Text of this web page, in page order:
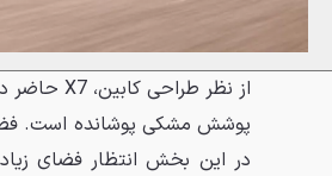
پوشش مشکی پوشانده است.